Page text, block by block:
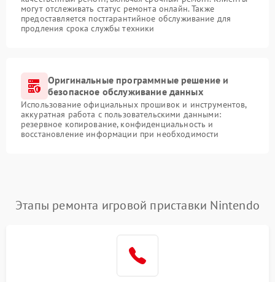
могут отслеживать статус ремонта онлайн. Также
предоставляется постгарантийное обслуживание для
продления срока службы техники
Оригинальные программные решение и
безопасное обслуживание данных
Использование официальных прошивок и инструментов,
аккуратная работа с пользовательскими данными:
резервное копирование, конфиденциальность и
восстановление информации при необходимости
Этапы ремонта игровой приставки Nintendo